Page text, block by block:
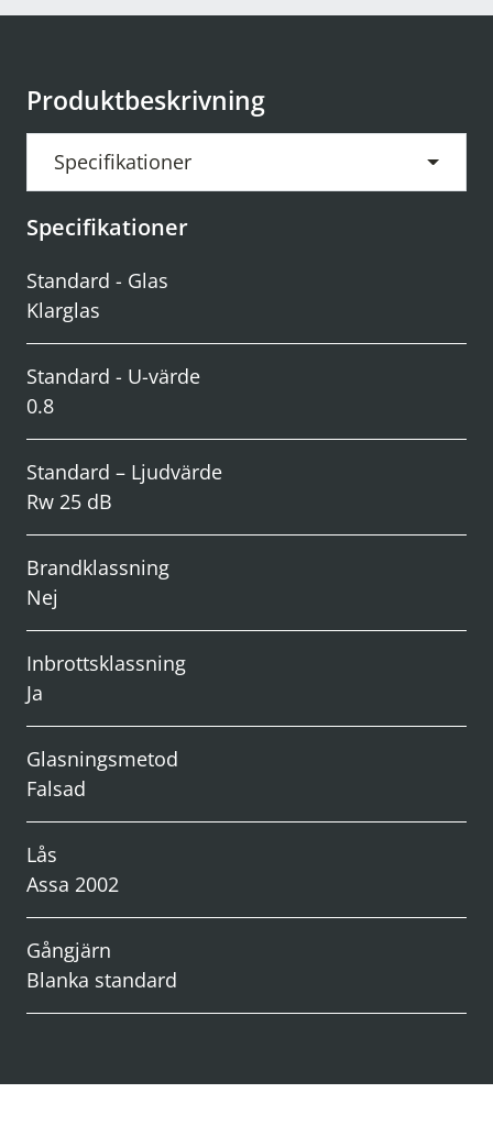
Produktbeskrivning
Specifikationer
Specifikationer
Standard - Glas
Klarglas
Standard - U-värde
0.8
Standard – Ljudvärde
Rw 25 dB
Brandklassning
Nej
Inbrottsklassning
Ja
Glasningsmetod
Falsad
Lås
Assa 2002
Gångjärn
Blanka standard